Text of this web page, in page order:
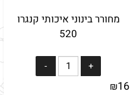
מחורר בינוני איכותי קנגרו
520
₪16